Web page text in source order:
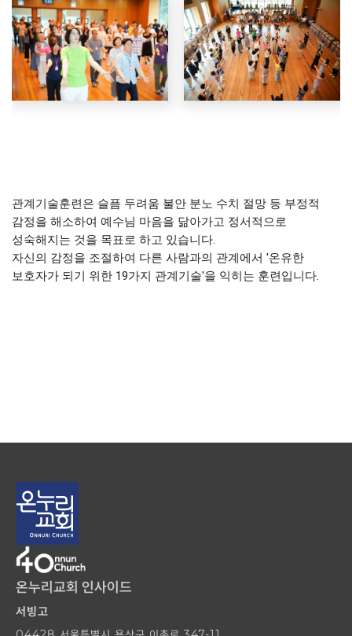
관계기술훈련은 슬픔 두려움 불안 분노 수치 절망 등 부정적
감정을 해소하여 예수님 마음을 닮아가고 정서적으로
성숙해지는 것을 목표로 하고 있습니다.
자신의 감정을 조절하여 다른 사람과의 관계에서 '온유한
보호자가 되기 위한 19가지 관계기술'을 익히는 훈련입니다.
온누리교회 인사이드
서빙고